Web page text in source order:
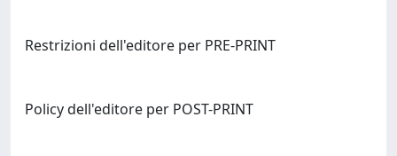
Restrizioni dell'editore per PRE-PRINT
Policy dell'editore per POST-PRINT